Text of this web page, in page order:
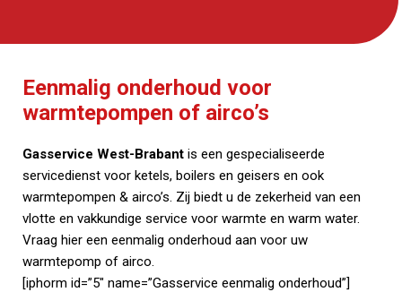
Eenmalig onderhoud voor
warmtepompen of airco’s
Gasservice West-Brabant is een gespecialiseerde
servicedienst voor ketels, boilers en geisers en ook
warmtepompen & airco’s. Zij biedt u de zekerheid van een
vlotte en vakkundige service voor warmte en warm water.
Vraag hier een eenmalig onderhoud aan voor uw
warmtepomp of airco.
[iphorm id=”5″ name=”Gasservice eenmalig onderhoud”]